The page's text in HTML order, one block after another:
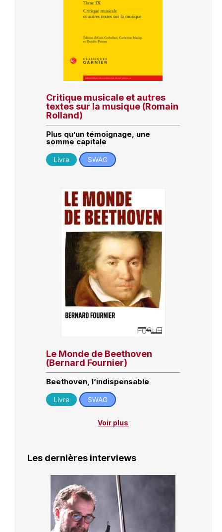
Critique musicale et autres
textes sur la musique (Romain
Rolland)
Plus qu’un témoignage, une
somme capitale
Livre SWAG
Le Monde de Beethoven
(Bernard Fournier)
Beethoven, l’indispensable
Livre SWAG
Voir plus
Les dernières interviews